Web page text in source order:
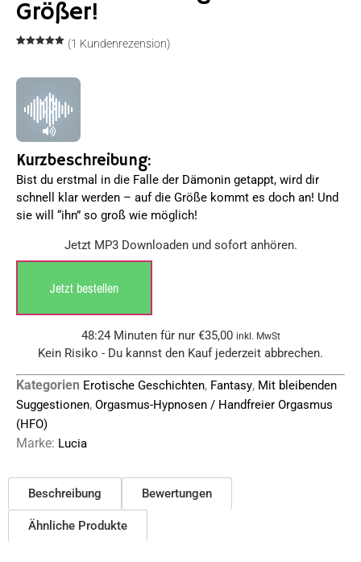
Größer!
basierend
Kundenbewertung
(1 Kundenrezension)
Kurzbeschreibung:
Bist du erstmal in die Falle der Dämonin getappt, wird dir
schnell klar werden – auf die Größe kommt es doch an! Und
sie will “ihn” so groß wie möglich!
Jetzt MP3 Downloaden und sofort anhören.
Jetzt bestellen
48:24 Minuten für nur €35,00 inkl. MwSt
Kein Risiko - Du kannst den Kauf jederzeit abbrechen.
Kategorien Erotische Geschichten, Fantasy, Mit bleibenden
Suggestionen, Orgasmus-Hypnosen / Handfreier Orgasmus
(HFO)
Marke: Lucia
Beschreibung Bewertungen
Ähnliche Produkte